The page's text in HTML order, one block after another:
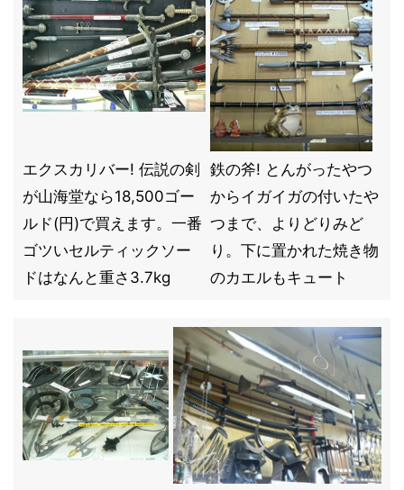
エクスカリバー! 伝説の剣
が山海堂なら18,500ゴー
ルド(円)で買えます。一番
ゴツいセルティックソー
ドはなんと重さ3.7kg
鉄の斧! とんがったやつ
からイガイガの付いたや
つまで、よりどりみど
り。下に置かれた焼き物
のカエルもキュート